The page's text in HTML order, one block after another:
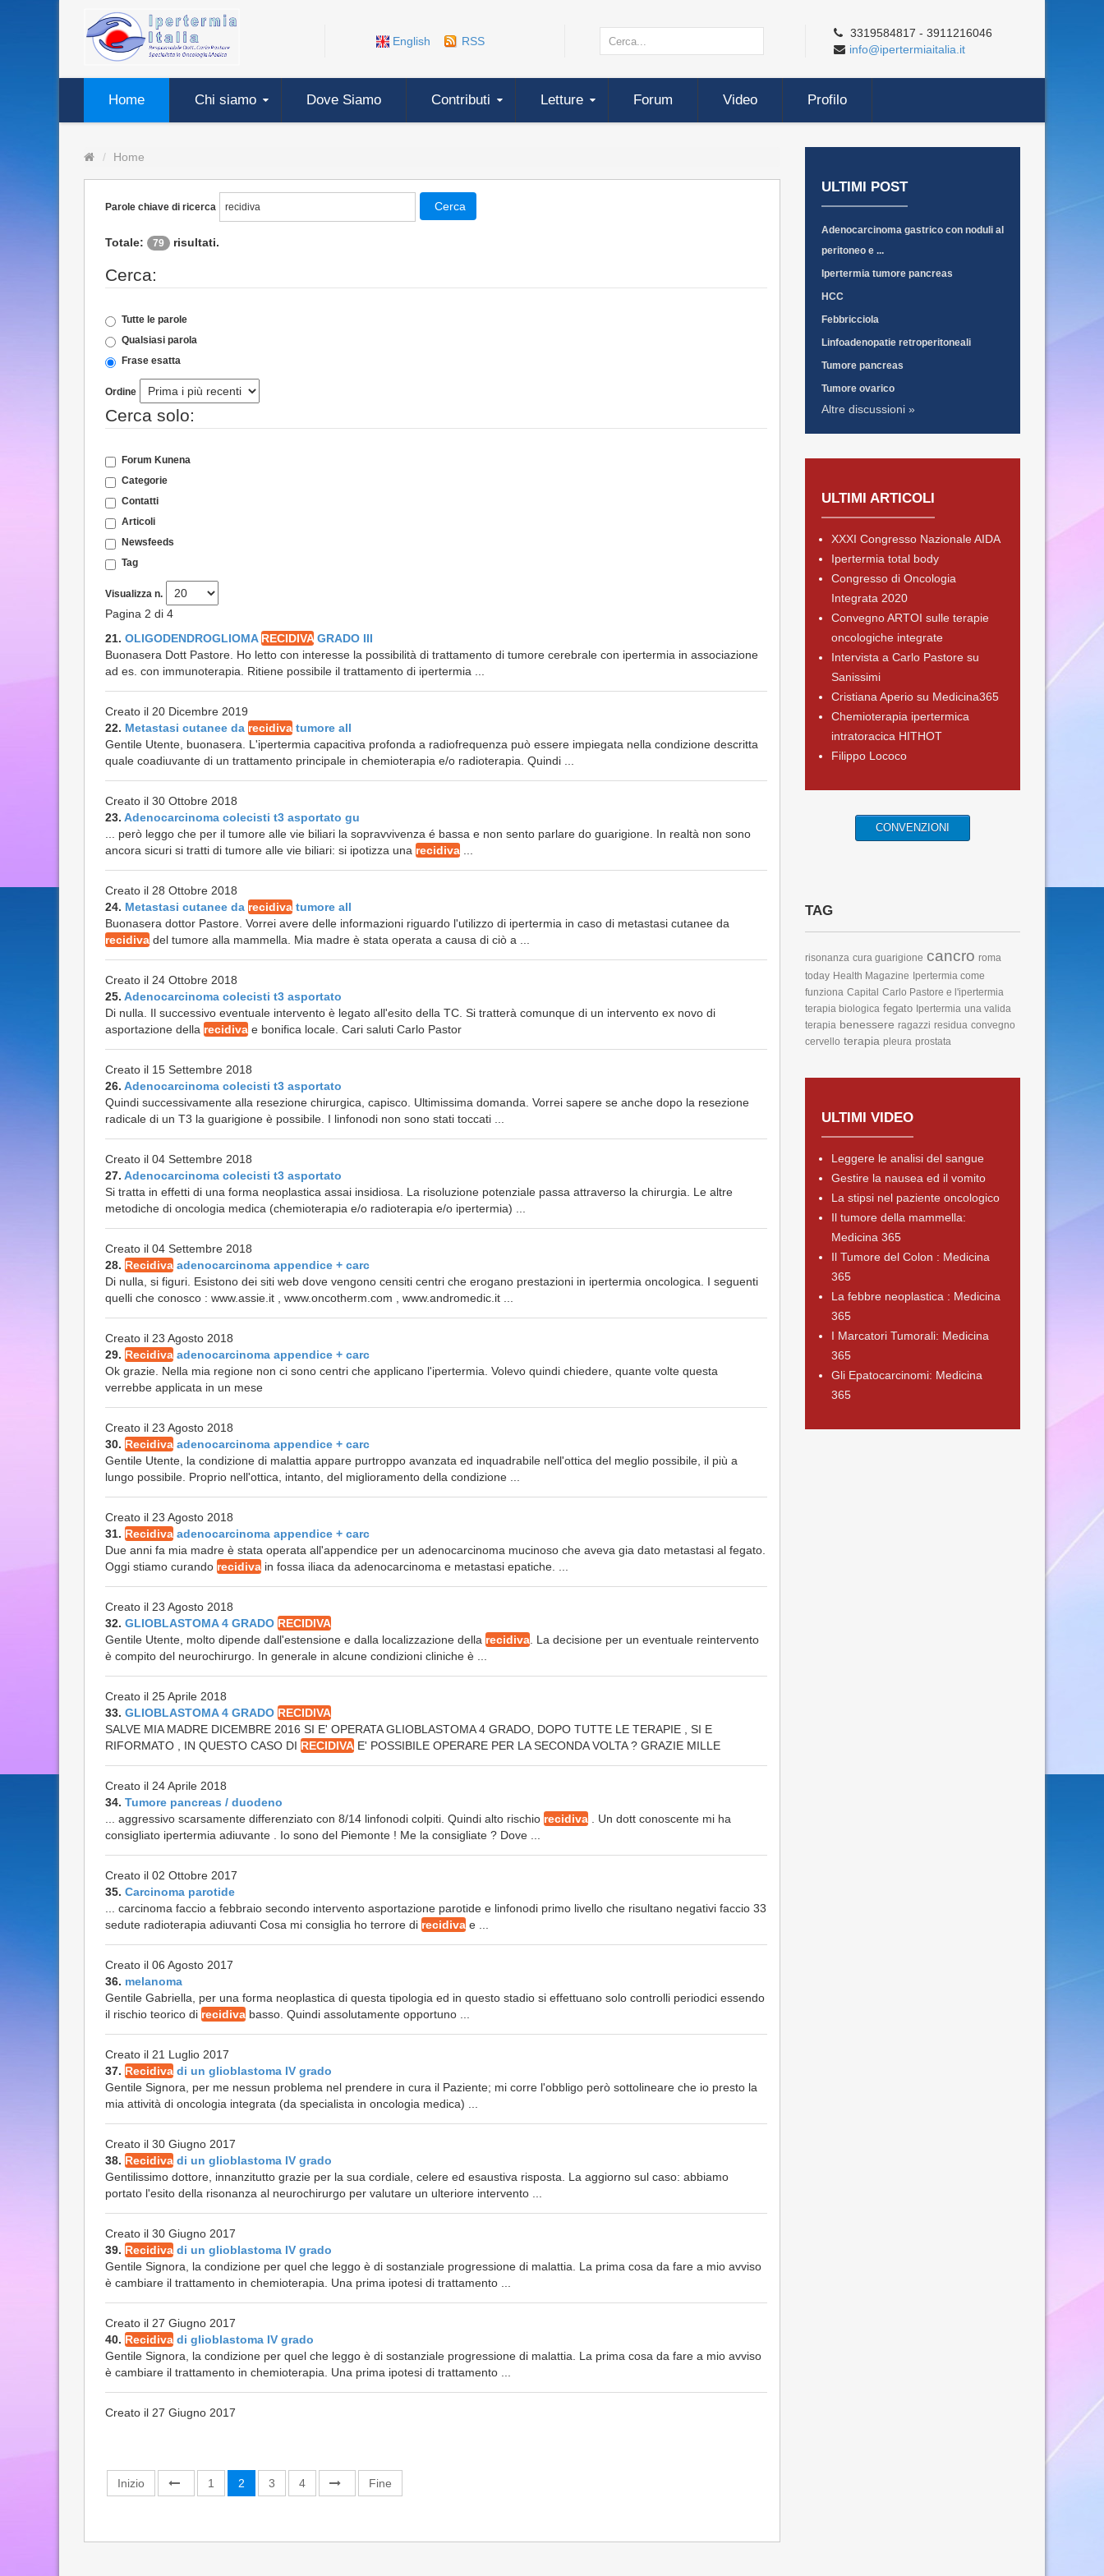
English RSS
3319584817 - 3911216046
info@ipertermiaitalia.it
Home Chi siamo Dove Siamo Contributi Letture Forum Video Profilo
Home
Parole chiave di ricerca Cerca
Totale: 79 risultati.
Cerca:
Tutte le parole
Qualsiasi parola
Frase esatta
Ordine
Cerca solo:
Forum Kunena
Categorie
Contatti
Articoli
Newsfeeds
Tag
Visualizza n.
Pagina 2 di 4
21. OLIGODENDROGLIOMA RECIDIVA GRADO III
Buonasera Dott Pastore. Ho letto con interesse la possibilità di trattamento di tumore cerebrale con ipertermia in associazione
ad es. con immunoterapia. Ritiene possibile il trattamento di ipertermia ...
Creato il 20 Dicembre 2019
22. Metastasi cutanee da recidiva tumore all
Gentile Utente, buonasera. L'ipertermia capacitiva profonda a radiofrequenza può essere impiegata nella condizione descritta
quale coadiuvante di un trattamento principale in chemioterapia e/o radioterapia. Quindi ...
Creato il 30 Ottobre 2018
23. Adenocarcinoma colecisti t3 asportato gu
... però leggo che per il tumore alle vie biliari la sopravvivenza é bassa e non sento parlare do guarigione. In realtà non sono
ancora sicuri si tratti di tumore alle vie biliari: si ipotizza una recidiva
Creato il 28 Ottobre 2018
24. Metastasi cutanee da recidiva tumore all
Buonasera dottor Pastore. Vorrei avere delle informazioni riguardo l'utilizzo di ipertermia in caso di metastasi cutanee da
recidiva del tumore alla mammella. Mia madre è stata operata a causa di ciò a ...
Creato il 24 Ottobre 2018
25. Adenocarcinoma colecisti t3 asportato
Di nulla. Il successivo eventuale intervento è legato all'esito della TC. Si tratterà comunque di un intervento ex novo di
asportazione della recidiva e bonifica locale. Cari saluti Carlo Pastor
Creato il 15 Settembre 2018
26. Adenocarcinoma colecisti t3 asportato
Quindi successivamente alla resezione chirurgica, capisco. Ultimissima domanda. Vorrei sapere se anche dopo la resezione
radicale di un T3 la guarigione è possibile. I linfonodi non sono stati toccati ...
Creato il 04 Settembre 2018
27. Adenocarcinoma colecisti t3 asportato
Si tratta in effetti di una forma neoplastica assai insidiosa. La risoluzione potenziale passa attraverso la chirurgia. Le altre
metodiche di oncologia medica (chemioterapia e/o radioterapia e/o ipertermia) ...
Creato il 04 Settembre 2018
28. Recidiva adenocarcinoma appendice + carc
Di nulla, si figuri. Esistono dei siti web dove vengono censiti centri che erogano prestazioni in ipertermia oncologica. I seguenti
quelli che conosco : www.assie.it , www.oncotherm.com , www.andromedic.it ...
Creato il 23 Agosto 2018
29. Recidiva adenocarcinoma appendice + carc
Ok grazie. Nella mia regione non ci sono centri che applicano l'ipertermia. Volevo quindi chiedere, quante volte questa
verrebbe applicata in un mese
Creato il 23 Agosto 2018
30. Recidiva adenocarcinoma appendice + carc
Gentile Utente, la condizione di malattia appare purtroppo avanzata ed inquadrabile nell'ottica del meglio possibile, il più a
lungo possibile. Proprio nell'ottica, intanto, del miglioramento della condizione ...
Creato il 23 Agosto 2018
31. Recidiva adenocarcinoma appendice + carc
Due anni fa mia madre è stata operata all'appendice per un adenocarcinoma mucinoso che aveva gia dato metastasi al fegato.
Oggi stiamo curando recidiva in fossa iliaca da adenocarcinoma e metastasi epatiche. ...
Creato il 23 Agosto 2018
32. GLIOBLASTOMA 4 GRADO RECIDIVA
Gentile Utente, molto dipende dall'estensione e dalla localizzazione della recidiva . La decisione per un eventuale reintervento
è compito del neurochirurgo. In generale in alcune condizioni cliniche è ...
Creato il 25 Aprile 2018
33. GLIOBLASTOMA 4 GRADO RECIDIVA
SALVE MIA MADRE DICEMBRE 2016 SI E' OPERATA GLIOBLASTOMA 4 GRADO, DOPO TUTTE LE TERAPIE , SI E
RIFORMATO , IN QUESTO CASO DI RECIDIVA E' POSSIBILE OPERARE PER LA SECONDA VOLTA ? GRAZIE MILLE
Creato il 24 Aprile 2018
34. Tumore pancreas / duodeno
... aggressivo scarsamente differenziato con 8/14 linfonodi colpiti. Quindi alto rischio recidiva . Un dott conoscente mi ha
consigliato ipertermia adiuvante . Io sono del Piemonte ! Me la consigliate ? Dove ...
Creato il 02 Ottobre 2017
35. Carcinoma parotide
... carcinoma faccio a febbraio secondo intervento asportazione parotide e linfonodi primo livello che risultano negativi faccio 33
sedute radioterapia adiuvanti Cosa mi consiglia ho terrore di recidiva e ...
Creato il 06 Agosto 2017
36. melanoma
Gentile Gabriella, per una forma neoplastica di questa tipologia ed in questo stadio si effettuano solo controlli periodici essendo
il rischio teorico di recidiva basso. Quindi assolutamente opportuno ...
Creato il 21 Luglio 2017
37. Recidiva di un glioblastoma IV grado
Gentile Signora, per me nessun problema nel prendere in cura il Paziente; mi corre l'obbligo però sottolineare che io presto la
mia attività di oncologia integrata (da specialista in oncologia medica) ...
Creato il 30 Giugno 2017
38. Recidiva di un glioblastoma IV grado
Gentilissimo dottore, innanzitutto grazie per la sua cordiale, celere ed esaustiva risposta. La aggiorno sul caso: abbiamo
portato l'esito della risonanza al neurochirurgo per valutare un ulteriore intervento ...
Creato il 30 Giugno 2017
39. Recidiva di un glioblastoma IV grado
Gentile Signora, la condizione per quel che leggo è di sostanziale progressione di malattia. La prima cosa da fare a mio avviso
è cambiare il trattamento in chemioterapia. Una prima ipotesi di trattamento ...
Creato il 27 Giugno 2017
40. Recidiva di glioblastoma IV grado
Gentile Signora, la condizione per quel che leggo è di sostanziale progressione di malattia. La prima cosa da fare a mio avviso
è cambiare il trattamento in chemioterapia. Una prima ipotesi di trattamento ...
Creato il 27 Giugno 2017
Inizio 1 2 3 4 Fine
ULTIMI POST
Adenocarcinoma gastrico con noduli al
peritoneo e ...
Ipertermia tumore pancreas
HCC
Febbricciola
Linfoadenopatie retroperitoneali
Tumore pancreas
Tumore ovarico
Altre discussioni »
ULTIMI ARTICOLI
XXXI Congresso Nazionale AIDA
Ipertermia total body
Congresso di Oncologia
Integrata 2020
Convegno ARTOI sulle terapie
oncologiche integrate
Intervista a Carlo Pastore su
Sanissimi
Cristiana Aperio su Medicina365
Chemioterapia ipertermica
intratoracica HITHOT
Filippo Lococo
CONVENZIONI
TAG
risonanza cura guarigione cancro roma
today Health Magazine Ipertermia come
funziona Capital Carlo Pastore e l'ipertermia
terapia biologica fegato Ipertermia una valida
terapia benessere ragazzi residua convegno
cervello terapia pleura prostata
ULTIMI VIDEO
Leggere le analisi del sangue
Gestire la nausea ed il vomito
La stipsi nel paziente oncologico
Il tumore della mammella:
Medicina 365
Il Tumore del Colon : Medicina
365
La febbre neoplastica : Medicina
365
I Marcatori Tumorali: Medicina
365
Gli Epatocarcinomi: Medicina
365